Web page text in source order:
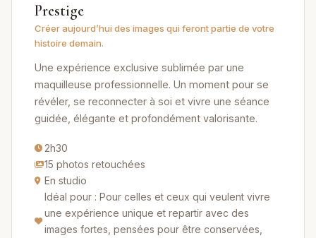
Prestige
Créer aujourd’hui des images qui feront partie de votre
histoire demain.
Une expérience exclusive sublimée par une
maquilleuse professionnelle. Un moment pour se
révéler, se reconnecter à soi et vivre une séance
guidée, élégante et profondément valorisante.
2h30
15 photos retouchées
En studio
Idéal pour : Pour celles et ceux qui veulent vivre
une expérience unique et repartir avec des
images fortes, pensées pour être conservées,